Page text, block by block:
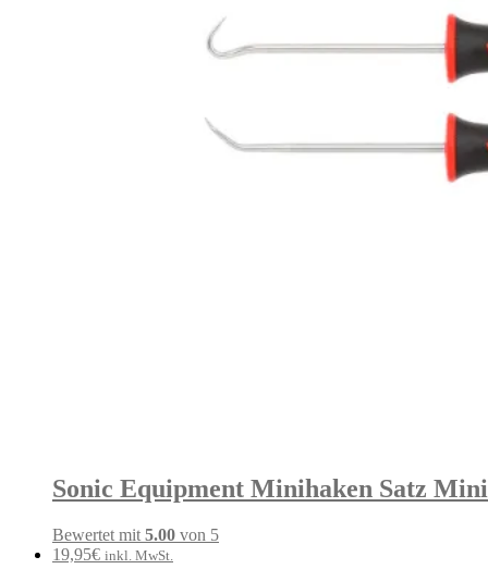
Sonic Equipment Minihaken Satz
Bewertet mit 5.00 von 5
19,95€ inkl. MwSt.